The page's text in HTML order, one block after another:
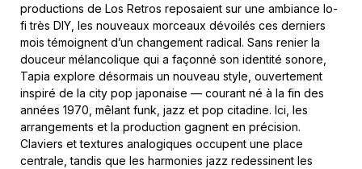
productions de Los Retros reposaient sur une ambiance lo-
fi très DIY, les nouveaux morceaux dévoilés ces derniers
mois témoignent d’un changement radical. Sans renier la
douceur mélancolique qui a façonné son identité sonore,
Tapia explore désormais un nouveau style, ouvertement
inspiré de la city pop japonaise — courant né à la fin des
années 1970, mêlant funk, jazz et pop citadine. Ici, les
arrangements et la production gagnent en précision.
Claviers et textures analogiques occupent une place
centrale, tandis que les harmonies jazz redessinent les